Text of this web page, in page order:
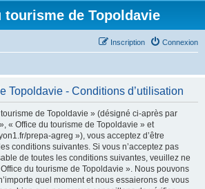
tourisme de Topoldavie
Connexion
Inscription
Topoldavie - Conditions d’utilisation
de Topoldavie » (désigné ci-après par
« Office du tourisme de Topoldavie » et
prepa-agreg »), vous acceptez d’être
conditions suivantes. Si vous n’acceptez pas
de toutes les conditions suivantes, veuillez ne
du tourisme de Topoldavie ». Nous pouvons
quel moment et nous essaierons de vous